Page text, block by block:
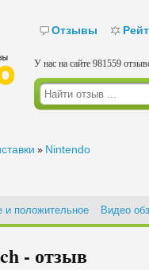
Отзывы
У нас на сайте 981559
» Nintendo
и положительное Видео
- отзыв